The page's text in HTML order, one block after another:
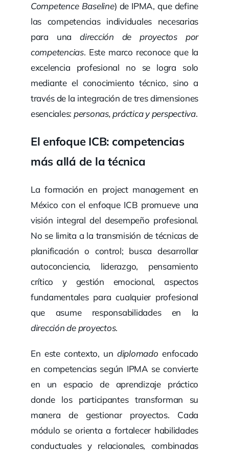
Competence Baseline) de IPMA, que define
las competencias individuales necesarias
para unadirección de proyectos por
competencias. Este marco reconoce que la
excelencia profesional no se logra solo
mediante el conocimiento técnico, sino a
través de la integración de tres dimensiones
esenciales: personas, práctica y perspectiva.
El enfoque ICB: competencias
más allá de la técnica
La formación en project management en
México con el enfoque ICB promueve una
visión integral del desempeño profesional.
No se limita a la transmisión de técnicas de
planificación o control; busca desarrollar
autoconciencia, liderazgo, pensamiento
crítico y gestión emocional, aspectos
fundamentales para cualquier profesional
que asume responsabilidades en la
dirección de proyectos.
En este contexto, un diplomado enfocado
en competencias según IPMA se convierte
en un espacio de aprendizaje práctico
donde los participantes transforman su
manera de gestionar proyectos. Cada
módulo se orienta a fortalecer habilidades
conductuales y relacionales, combinadas